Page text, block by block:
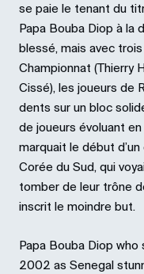
se paie le tenant du
Papa Bouba Diop à la
blessé, mais avec
Championnat (Thierry
Cissé), les joueurs de
dents sur un bloc
de joueurs évoluant
marquait le début
Corée du Sud, qui
tomber de leur trône
inscrit le moindre but.
Papa Bouba Diop
2002 as Senegal